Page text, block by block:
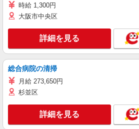
時給 1,300円
大阪市中央区
詳細を見る
総合病院の清掃
月給 273,650円
杉並区
詳細を見る